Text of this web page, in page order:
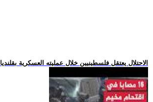
.. الاحتلال يعتقل فلسطينيين خلال عمليته العسكرية بقلنديا